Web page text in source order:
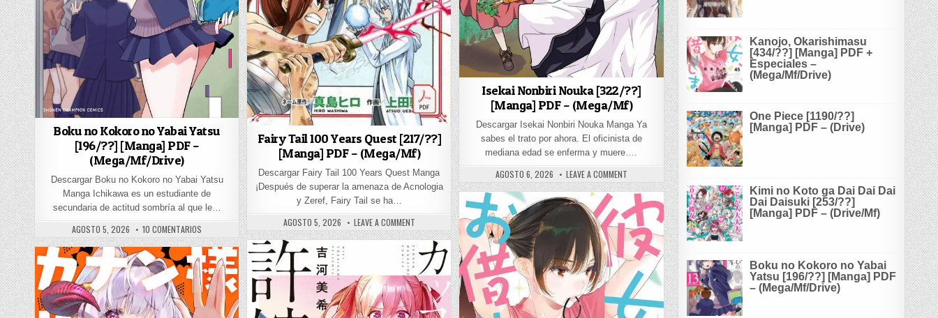
Isekai Nonbiri Nouka [322/??]
[Manga] PDF – (Mega/Mf)
Descargar Isekai Nonbiri Nouka Manga Ya
sabes el trato por ahora. El oficinista de
mediana edad se enferma y muere….
PUBLISHED DATE:
AGOSTO 6, 2026 LEAVE A COMMENTON ISEKAI NONBIRI NOUKA [322/??] [MANGA] PDF – (MEGA/MF)
Boku no Kokoro no Yabai Yatsu
[196/??] [Manga] PDF –
(Mega/Mf/Drive)
Descargar Boku no Kokoro no Yabai Yatsu
Manga Ichikawa es un estudiante de
secundaria de actitud sombría al que le…
PUBLISHED DATE:
AGOSTO 5, 2026 10 COMENTARIOS EN BOKU NO KOKORO NO YABAI YATSU [196/??] [MANGA] PDF – (MEGA/MF/DRIVE)
Fairy Tail 100 Years Quest [217/??]
[Manga] PDF – (Mega/Mf)
Descargar Fairy Tail 100 Years Quest Manga
¡Después de superar la amenaza de Acnologia
y Zeref, Fairy Tail se ha…
PUBLISHED DATE:
AGOSTO 5, 2026 LEAVE A COMMENTON FAIRY TAIL 100 YEARS QUEST [217/??] [MANGA] PDF – (MEGA/MF)
Kanojo, Okarishimasu
[434/??] [Manga] PDF +
Especiales –
(Mega/Mf/Drive)
One Piece [1190/??]
[Manga] PDF – (Drive)
Kimi no Koto ga Dai Dai Dai
Dai Daisuki [253/??]
[Manga] PDF – (Drive/Mf)
Boku no Kokoro no Yabai
Yatsu [196/??] [Manga] PDF
– (Mega/Mf/Drive)